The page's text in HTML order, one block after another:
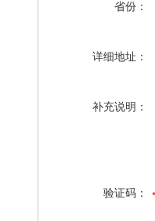
省份：
详细地址：
补充说明：
验证码：